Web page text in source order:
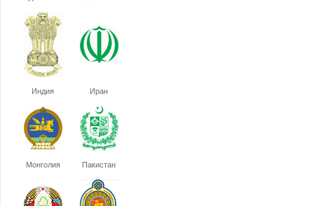
Индия Иран
Монголия Пакистан